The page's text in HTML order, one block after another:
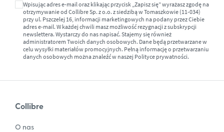
Wpisując adres e-mail oraz klikając przycisk „Zapisz się” wyrażasz zgodę na
otrzymywanie od Collibre Sp. z o.o. z siedzibą w Tomaszkowie (11-034)
przy ul. Pszczelej 16, informacji marketingowych na podany przez Ciebie
adres e-mail. W każdej chwili masz możliwość rezygnacji z subskrypcji
newslettera. Wystarczy do nas napisać. Stajemy się również
administratorem Twoich danych osobowych. Dane będą przetwarzane w
celu wysyłki materiałów promocyjnych. Pełną informację o przetwarzaniu
danych osobowych można znaleźć w naszej Polityce prywatności.
Collibre
O nas